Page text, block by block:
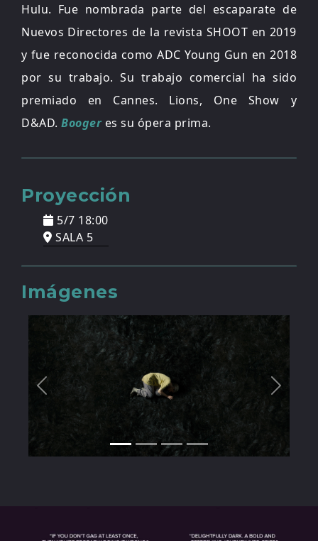
Hulu. Fue nombrada parte del escaparate de
Nuevos Directores de la revista SHOOT en 2019
y fue reconocida como ADC Young Gun en 2018
por su trabajo. Su trabajo comercial ha sido
premiado en Cannes. Lions, One Show y
D&AD. Booger es su ópera prima.
Proyección
5/7 18:00
SALA 5
Imágenes